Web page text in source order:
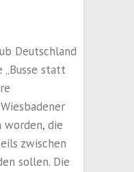
Deutschland
statt
worden, die
zwischen
sollen. Die